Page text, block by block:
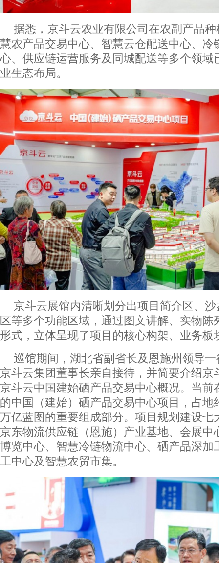
据悉，京斗云农业有限公司在农副产品
慧农产品交易中心、智慧云仓配送中心、冷
心、供应链运营服务及同城配送等多个领域
业生态布局。
京斗云展馆内清晰划分出项目简介区、
区等多个功能区域，通过图文讲解、实物陈
形式，立体呈现了项目的核心构架、业务板
巡馆期间，湖北省副省长及恩施州领导
京斗云集团董事长亲自接待，并简要介绍京
京斗云中国建始硒产品交易中心概况。当前
的中国（建始）硒产品交易中心项目，占地
万亿蓝图的重要组成部分。项目规划建设七
京东物流供应链（恩施）产业基地、会展中
博览中心、智慧冷链物流中心、硒产品深加
工中心及智慧农贸市集。